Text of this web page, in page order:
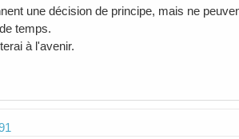
une décision de principe, mais ne
temps.
à l'avenir.